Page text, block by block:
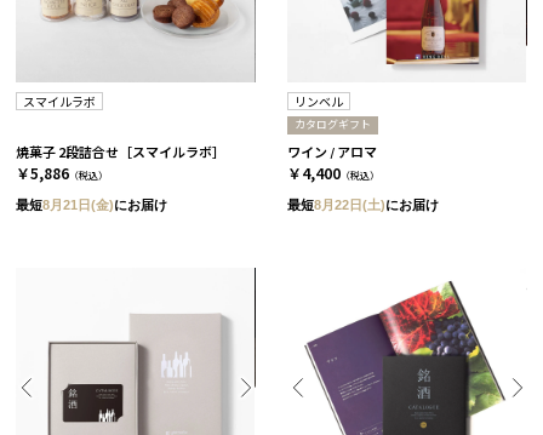
スマイルラボ
焼菓子 2段詰合せ［スマイルラボ］
￥5,886 （税込）
最短8月21日(金)にお届け
リンベル
カタログギフト
ワイン / アロマ
￥4,400 （税込）
最短8月22日(土)にお届け